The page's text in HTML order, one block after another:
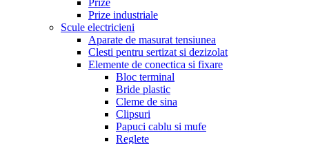
Prize
Prize industriale
Scule electricieni
Aparate de masurat tensiunea
Clesti pentru sertizat si dezizolat
Elemente de conectica si fixare
Bloc terminal
Bride plastic
Cleme de sina
Clipsuri
Papuci cablu si mufe
Reglete